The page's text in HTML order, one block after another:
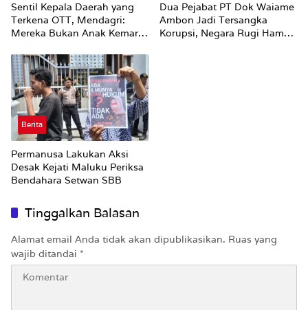
Sentil Kepala Daerah yang
Terkena OTT, Mendagri:
Mereka Bukan Anak Kemarin
Dua Pejabat PT Dok Waiame
Ambon Jadi Tersangka
Korupsi, Negara Rugi Hampir
Berita
Permanusa Lakukan Aksi
Desak Kejati Maluku Periksa
Bendahara Setwan SBB
Tinggalkan Balasan
Alamat email Anda tidak akan dipublikasikan. Ruas yang
wajib ditandai *